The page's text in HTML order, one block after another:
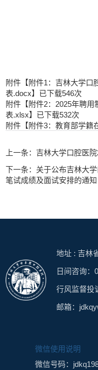
附件【附件1：吉林大学口
表.docx】已下载546次
附件【附件2：2025年聘
表.xlsx】已下载532次
附件【附件3：教育部学籍
上一条：吉林大学口腔医
下一条：关于公布吉林大
笔试成绩及面试安排的通知
地址 : 吉林
日间咨询：
行风监督投
邮箱：
微信使用说明
微信号码：